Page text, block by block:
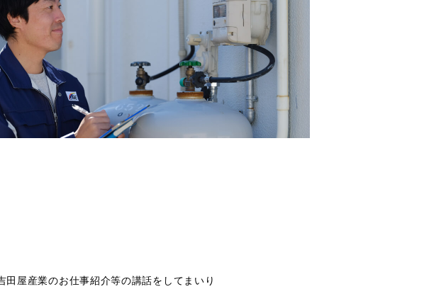
屋産業のお仕事紹介等の講話をしてまいり